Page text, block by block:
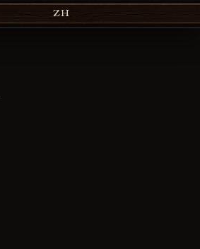
ZH